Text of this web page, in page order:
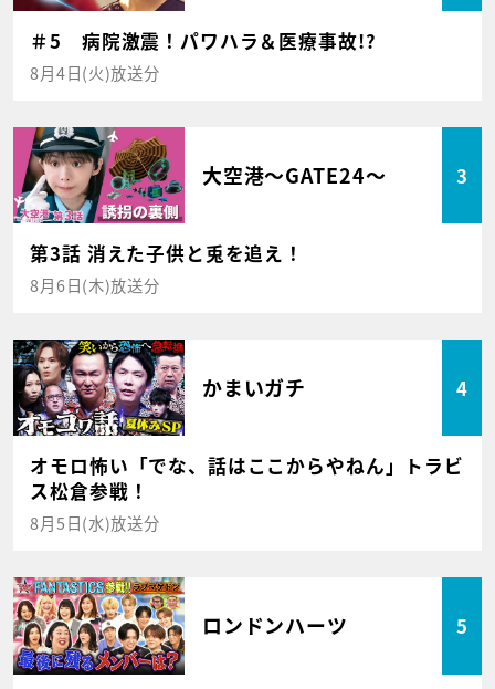
＃5 病院激震！パワハラ＆医療事故!?
8月4日(火)放送分
大空港～GATE24～ 3
第3話 消えた子供と兎を追え！
8月6日(木)放送分
かまいガチ 4
オモロ怖い「でな、話はここからやねん」トラビ
ス松倉参戦！
8月5日(水)放送分
ロンドンハーツ 5